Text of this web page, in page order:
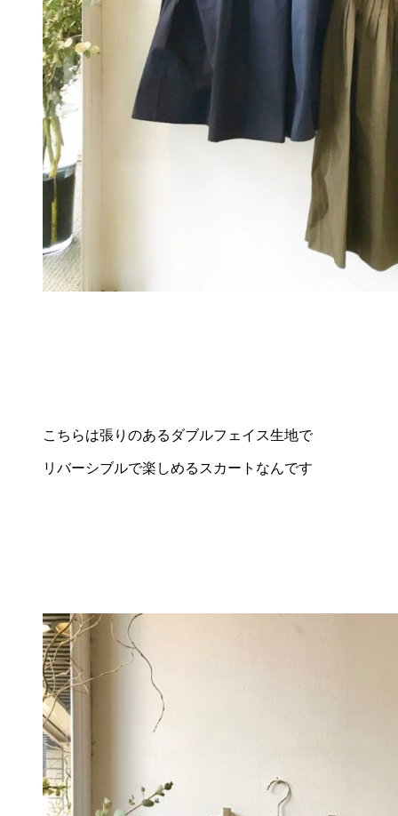
こちらは張りのあるダブルフェイス生地で
リバーシブルで楽しめるスカートなんです